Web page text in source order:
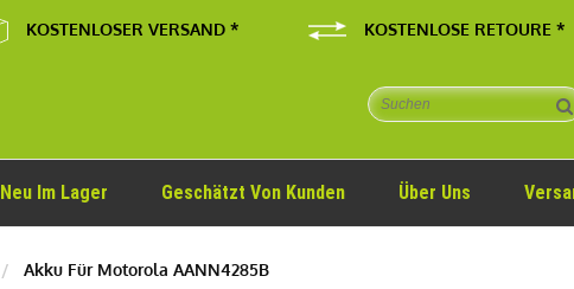
KOSTENLOSER VERSAND * KOSTENLOSE RETOURE *
Neu Im Lager Geschätzt Von Kunden Über Uns
Akku Für Motorola AANN4285B